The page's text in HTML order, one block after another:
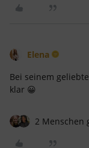
Elena
Bei seinem
klar 😀
2 Menschen